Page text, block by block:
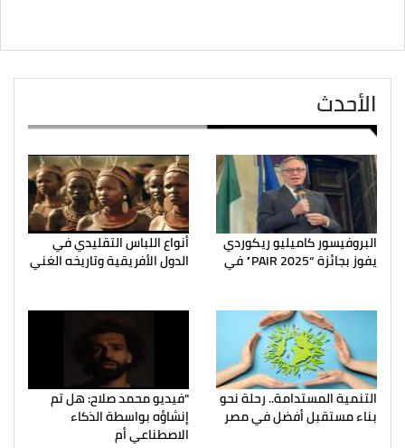
الأحدث
البروفيسور كاميليو ريكوردي
يفوز بجائزة “PAIR 2025” في
أنواع اللباس التقليدي في
الدول الأفريقية وتاريخه الغني
التنمية المستدامة.. رحلة نحو
بناء مستقبل أفضل في مصر
"فيديو محمد صلاح: هل تم
إنشاؤه بواسطة الذكاء
الاصطناعي أم